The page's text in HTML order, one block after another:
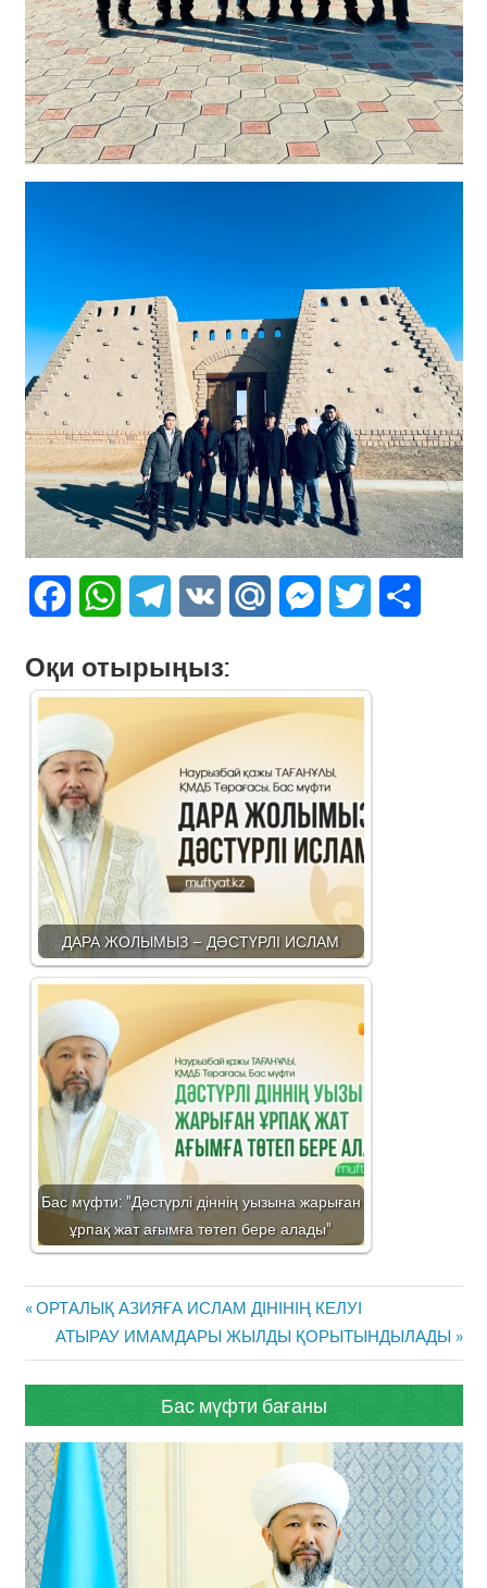
FacebookWhatsAppTelegram
VK Mail.Ru Messenger
Twitter
Оқи отырыңыз:
ДАРА ЖОЛЫМЫЗ – ДӘСТҮРЛІ ИСЛАМ
Бас мүфти: "Дәстүрлі діннің уызына жарыған
ұрпақ жат ағымға төтеп бере алады"
Жазба
навигациясы
Previous
Post:
ОРТАЛЫҚ АЗИЯҒА ИСЛАМ ДІНІНІҢ КЕЛУІ
Next
Post:
АТЫРАУ ИМАМДАРЫ ЖЫЛДЫ ҚОРЫТЫНДЫЛАДЫ
Бас мүфти бағаны